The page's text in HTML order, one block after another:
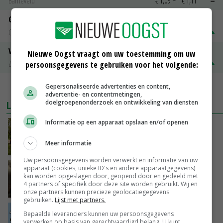
Gerst
Groningen
€ 197,00
Volle melkpoeder
Zuivel NL
€ 345,00 € 20,00
MEER MARKTPRIJZEN
LAATSTE NIEUWS
Hoeve Schaffersberg: basis voor vindingrijke
VANDAAG, 06:05
‘Samenwerking A-ware en Amalthea gaat
zorgen voor meer balans’
08-08-2026
Internationale vraag naar geitenzuivel blijft
Nieuwe Oogst vraagt om uw toestemming om uw
persoonsgegevens te gebruiken voor het volgende:
Gepersonaliseerde advertenties en content,
advertentie- en contentmetingen,
doelgroepenonderzoek en ontwikkeling van diensten
Informatie op een apparaat opslaan en/of openen
Meer informatie
Uw persoonsgegevens worden verwerkt en informatie van uw
apparaat (cookies, unieke ID's en andere apparaatgegevens)
kan worden opgeslagen door, geopend door en gedeeld met
4 partners of specifiek door deze site worden gebruikt. Wij en
onze partners kunnen precieze geolocatiegegevens
gebruiken. Lijst met partners.
Bepaalde leveranciers kunnen uw persoonsgegevens